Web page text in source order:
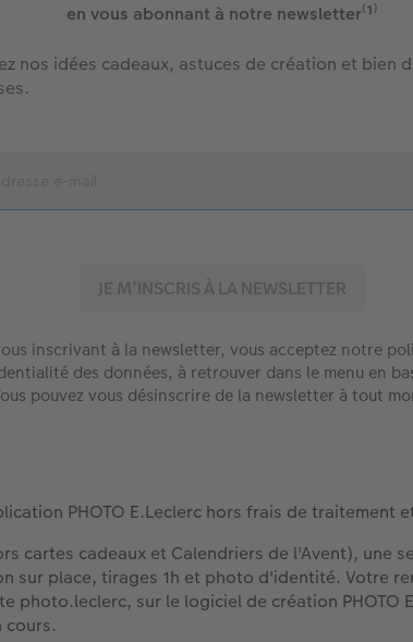
en vous abonnant à notre newsletter⁽¹⁾
nos idées cadeaux, astuces de création et bien
inscrivant à la newsletter, vous acceptez notre
des données, à retrouver dans le menu en
pouvez vous désinscrire de la newsletter à tout
PHOTO E.Leclerc hors frais de traitement
cartes cadeaux et Calendriers de l'Avent), une
sur place, tirages 1h et photo d'identité. Votre
sur le logiciel de création PHOTO
cours.